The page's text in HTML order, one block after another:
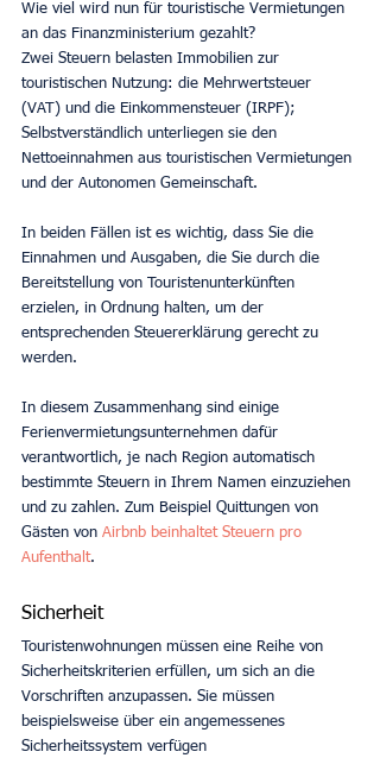
Wie viel wird nun für touristische Vermietungen
an das Finanzministerium gezahlt?
Zwei Steuern belasten Immobilien zur
touristischen Nutzung: die Mehrwertsteuer
(VAT) und die Einkommensteuer (IRPF);
Selbstverständlich unterliegen sie den
Nettoeinnahmen aus touristischen Vermietungen
und der Autonomen Gemeinschaft.
In beiden Fällen ist es wichtig, dass Sie die
Einnahmen und Ausgaben, die Sie durch die
Bereitstellung von Touristenunterkünften
erzielen, in Ordnung halten, um der
entsprechenden Steuererklärung gerecht zu
werden.
In diesem Zusammenhang sind einige
Ferienvermietungsunternehmen dafür
verantwortlich, je nach Region automatisch
bestimmte Steuern in Ihrem Namen einzuziehen
und zu zahlen. Zum Beispiel Quittungen von
Gästen von Airbnb beinhaltet Steuern pro
Aufenthalt.
Sicherheit
Touristenwohnungen müssen eine Reihe von
Sicherheitskriterien erfüllen, um sich an die
Vorschriften anzupassen. Sie müssen
beispielsweise über ein angemessenes
Sicherheitssystem verfügen